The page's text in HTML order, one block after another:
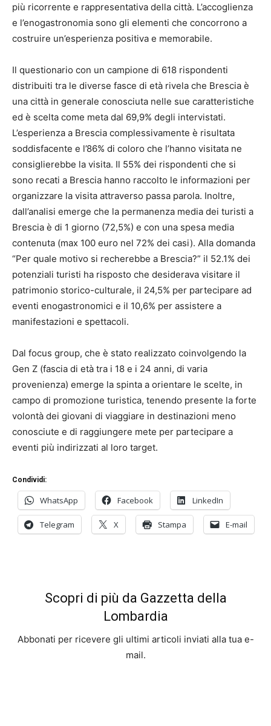
più ricorrente e rappresentativa della città. L’accoglienza
e l’enogastronomia sono gli elementi che concorrono a
costruire un’esperienza positiva e memorabile.
Il questionario con un campione di 618 rispondenti
distribuiti tra le diverse fasce di età rivela che Brescia è
una città in generale conosciuta nelle sue caratteristiche
ed è scelta come meta dal 69,9% degli intervistati.
L’esperienza a Brescia complessivamente è risultata
soddisfacente e l’86% di coloro che l’hanno visitata ne
consiglierebbe la visita. Il 55% dei rispondenti che si
sono recati a Brescia hanno raccolto le informazioni per
organizzare la visita attraverso passa parola. Inoltre,
dall’analisi emerge che la permanenza media dei turisti a
Brescia è di 1 giorno (72,5%) e con una spesa media
contenuta (max 100 euro nel 72% dei casi). Alla domanda
“Per quale motivo si recherebbe a Brescia?” il 52.1% dei
potenziali turisti ha risposto che desiderava visitare il
patrimonio storico-culturale, il 24,5% per partecipare ad
eventi enogastronomici e il 10,6% per assistere a
manifestazioni e spettacoli.
Dal focus group, che è stato realizzato coinvolgendo la
Gen Z (fascia di età tra i 18 e i 24 anni, di varia
provenienza) emerge la spinta a orientare le scelte, in
campo di promozione turistica, tenendo presente la forte
volontà dei giovani di viaggiare in destinazioni meno
conosciute e di raggiungere mete per partecipare a
eventi più indirizzati al loro target.
Condividi:
WhatsApp Facebook LinkedIn
Telegram X Stampa E-mail
Scopri di più da Gazzetta della
Lombardia
Abbonati per ricevere gli ultimi articoli inviati alla tua e-
mail.